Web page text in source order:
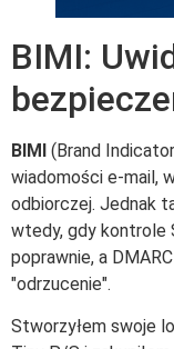
BIMI:
BIMI (Brand
wiadomości e-mail,
odbiorczej. Jednak
wtedy, gdy kontrole
poprawnie, a
"odrzucenie".
Stworzyłem swoje